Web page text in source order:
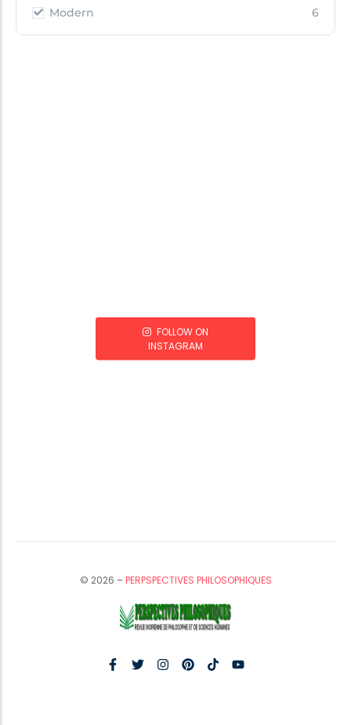
Modern
6
FOLLOW ON
INSTAGRAM
© 2026 –PERPSPECTIVES PHILOSOPHIQUES